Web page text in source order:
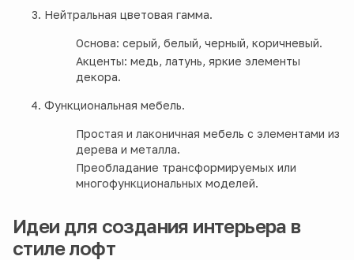
Нейтральная цветовая гамма.
Основа: серый, белый, черный, коричневый.
Акценты: медь, латунь, яркие элементы
декора.
Функциональная мебель.
Простая и лаконичная мебель с элементами из
дерева и металла.
Преобладание трансформируемых или
многофункциональных моделей.
Идеи для создания интерьера в
стиле лофт